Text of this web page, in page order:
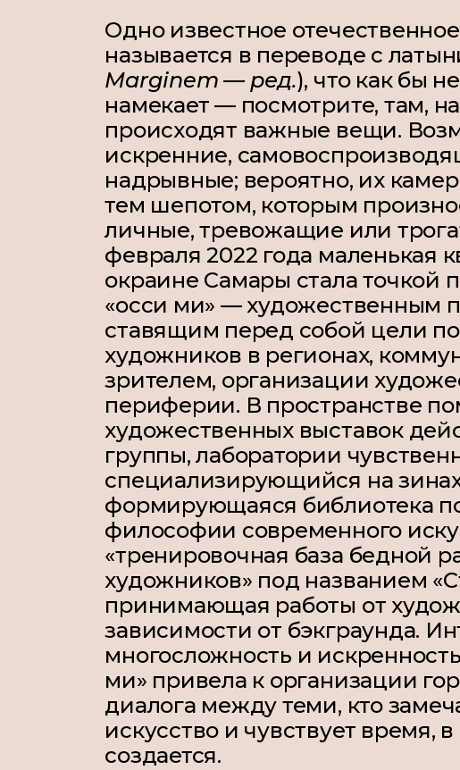
Одно известное
называется в переводе с
Marginem — ред.), что как бы
намекает — посмотрите, там,
происходят важные вещи.
искренние,
надрывные; вероятно, их
тем шепотом, которым
личные, тревожащие или
февраля 2022 года маленькая
окраине Самары стала точкой
«осси ми» — художественным
ставящим перед собой цели
художников в регионах,
зрителем, организации
периферии. В пространстве
художественных выставок
группы, лаборатории
специализирующийся на
формирующаяся библиотека
философии современного
«тренировочная база бедной
художников» под названием
принимающая работы от
зависимости от бэкграунда.
многосложность и
ми» привела к организации
диалога между теми, кто
искусство и чувствует время,
создается.